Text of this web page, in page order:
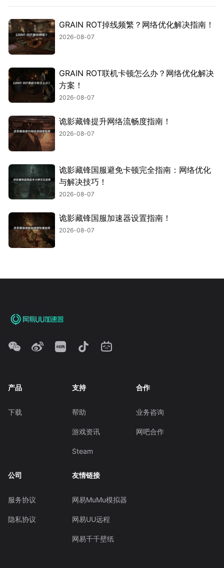
GRAIN ROT掉线频繁？网络优化解决指南！
2026-08-07
GRAIN ROT联机卡顿怎么办？网络优化解决
方案！
2026-08-07
诡影藏锋提升网络流畅度指南！
2026-08-07
诡影藏锋国服避免卡顿完全指南：网络优化
与解决技巧！
2026-08-07
诡影藏锋国服加速器设置指南！
2026-08-07
产品
下载
支持
帮助
游戏资讯
Steam
合作
业务咨询
网吧合作
公司
服务协议
隐私协议
友情链接
网易MuMu模拟器
网易UU远程
网易千千壁纸